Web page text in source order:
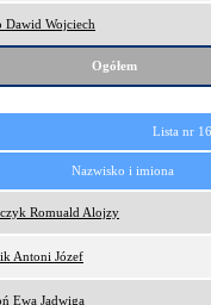
Dawid Wojciech
Ogółem
Lista nr
Nazwisko i imiona
Romuald Alojzy
Antoni Józef
Ewa Jadwiga